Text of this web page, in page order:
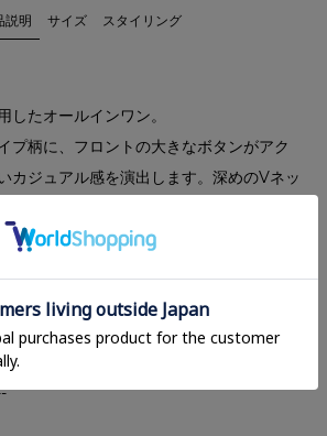
説明 サイズ スタイリング
したオールインワン。
プ柄に、フロントの大きなボタンがアク
カジュアル感を演出します。深めのVネッ
ルエットは、付属の共布リボンでウエス
タイルアップ効果も抜群です。
ック